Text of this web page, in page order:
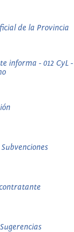
de la Provincia
informa - 012 CyL